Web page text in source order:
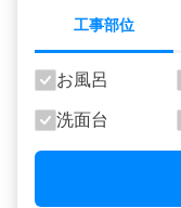
工事部位
お風呂
洗面台